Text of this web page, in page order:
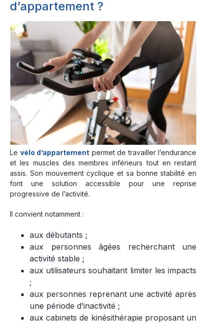
d’appartement ?
Le vélo d’appartement permet de travailler l’endurance
et les muscles des membres inférieurs tout en restant
assis. Son mouvement cyclique et sa bonne stabilité en
font une solution accessible pour une reprise
progressive de l’activité.
Il convient notamment :
aux débutants ;
aux personnes âgées recherchant une
activité stable ;
aux utilisateurs souhaitant limiter les impacts
;
aux personnes reprenant une activité après
une période d’inactivité ;
aux cabinets de kinésithérapie proposant un